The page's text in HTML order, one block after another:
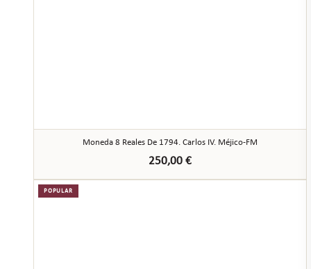
Moneda 8 Reales De 1794. Carlos IV. Méjico-FM
250,00 €
POPULAR